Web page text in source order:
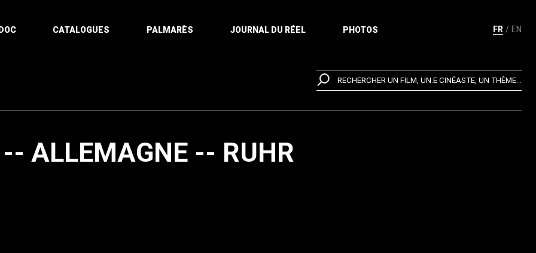
FR EN
CATALOGUES PALMARÈS JOURNAL DU RÉEL PHOTOS
RECHERCHER UN FILM, UN.E CINÉASTE, UN THÈME...
ALLEMAGNE -- RUHR